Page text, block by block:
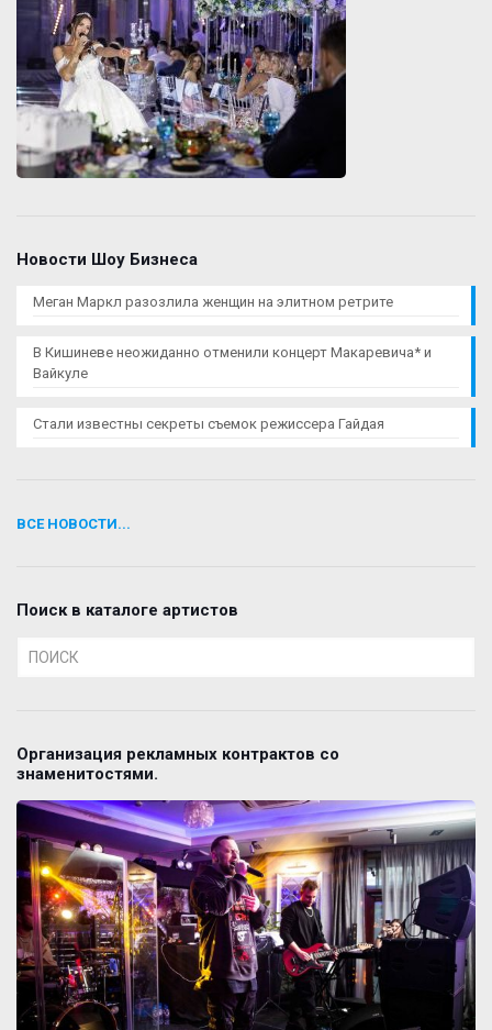
Новости Шоу Бизнеса
Меган Маркл разозлила женщин на элитном ретрите
В Кишиневе неожиданно отменили концерт Макаревича* и
Вайкуле
Стали известны секреты съемок режиссера Гайдая
ВСЕ НОВОСТИ...
Поиск в каталоге артистов
Организация рекламных контрактов со
знаменитостями.